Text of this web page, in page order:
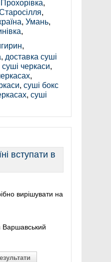
Прохорівка,
,
, Умань,
,
,
, доставка суші
суші черкаси,
,
, суші бокс
, суші
вступати в
вирішувати на
Варшавський